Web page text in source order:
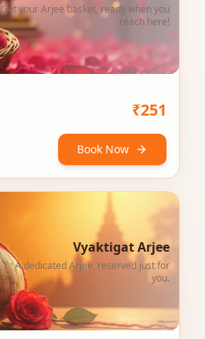
Get your Arjee basket, ready when you
reach here!
₹251
Book Now
Vyaktigat Arjee
A dedicated Arjee, reserved just for
you.